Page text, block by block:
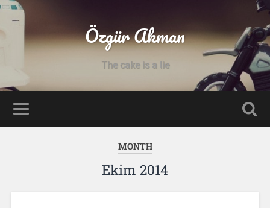
Özgür Akman
The cake is a lie
MONTH
Ekim 2014